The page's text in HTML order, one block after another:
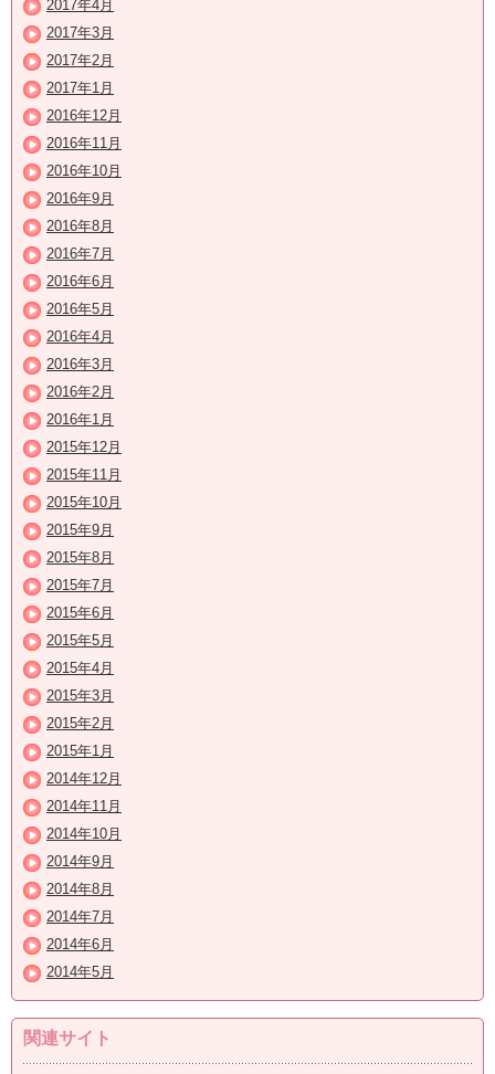
2017年4月
2017年3月
2017年2月
2017年1月
2016年12月
2016年11月
2016年10月
2016年9月
2016年8月
2016年7月
2016年6月
2016年5月
2016年4月
2016年3月
2016年2月
2016年1月
2015年12月
2015年11月
2015年10月
2015年9月
2015年8月
2015年7月
2015年6月
2015年5月
2015年4月
2015年3月
2015年2月
2015年1月
2014年12月
2014年11月
2014年10月
2014年9月
2014年8月
2014年7月
2014年6月
2014年5月
関連サイト